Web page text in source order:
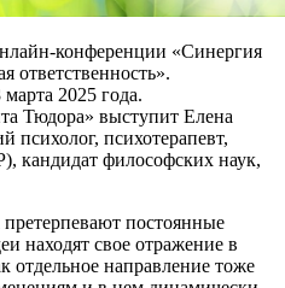
конференции «Синергия
ответственность».
2025 года.
Тюдора» выступит Елена
психотерапевт,
кандидат философских наук,
постоянные
находят свое отражение в
отдельное направление тоже